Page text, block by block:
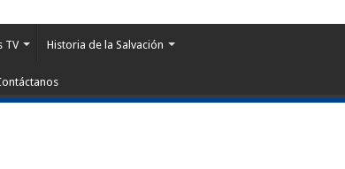
TV Historia de la Salvación